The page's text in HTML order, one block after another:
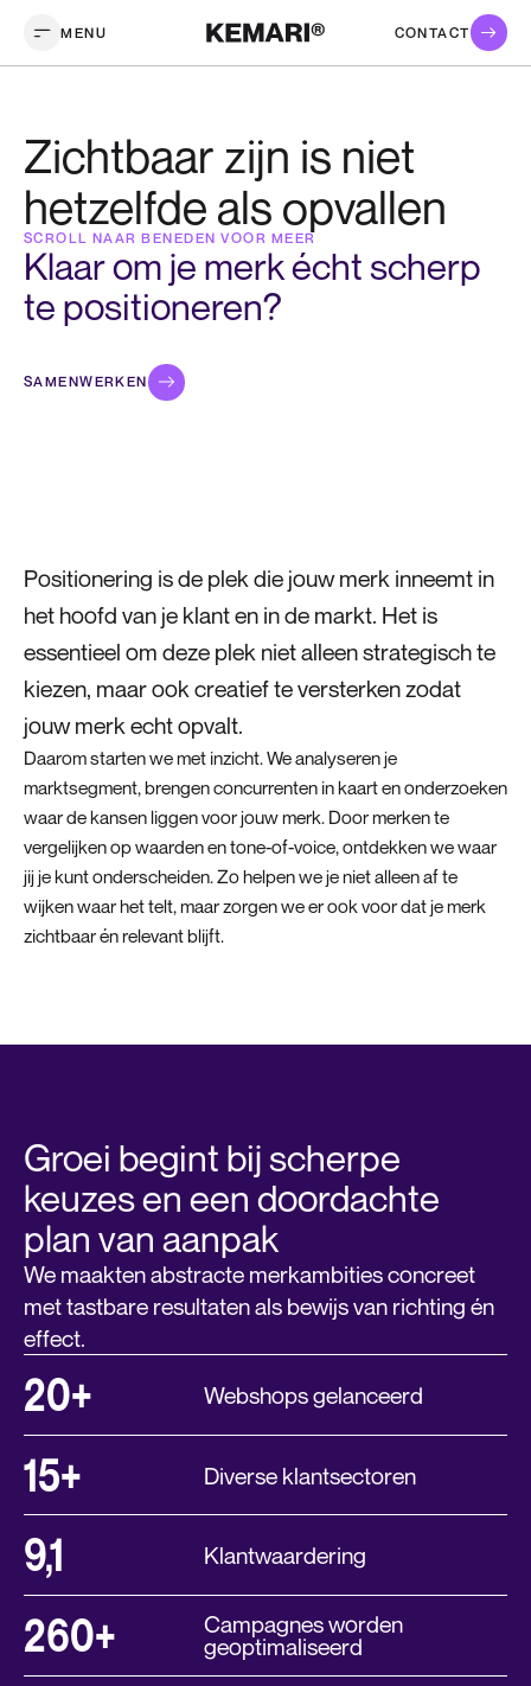
MENU CONTACT
Zichtbaar zijn is niet
hetzelfde als opvallen
SCROLL NAAR BENEDEN VOOR MEER
Klaar om je merk écht scherp
te positioneren?
SAMENWERKEN
Positionering is de plek die jouw merk inneemt in
het hoofd van je klant en in de markt. Het is
essentieel om deze plek niet alleen strategisch te
kiezen, maar ook creatief te versterken zodat
jouw merk echt opvalt.
Daarom starten we met inzicht. We analyseren je
marktsegment, brengen concurrenten in kaart en onderzoeken
waar de kansen liggen voor jouw merk. Door merken te
vergelijken op waarden en tone-of-voice, ontdekken we waar
jij je kunt onderscheiden. Zo helpen we je niet alleen af te
wijken waar het telt, maar zorgen we er ook voor dat je merk
zichtbaar én relevant blijft.
Groei begint bij scherpe
keuzes en een doordachte
plan van aanpak
We maakten abstracte merkambities concreet
met tastbare resultaten als bewijs van richting én
effect.
20+ Webshops gelanceerd
15+ Diverse klantsectoren
9,1 Klantwaardering
260+
Campagnes worden
geoptimaliseerd